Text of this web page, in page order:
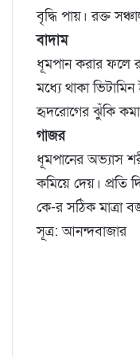
বৃদ্ধি পায়। রক্ত
বাদাম
ধূমপান করার ফলে
মধ্যে থাকা
হৃদরোগের ঝুঁকি
গাজর
ধূমপানের অভ্যাস
কমিয়ে দেয়। প্রতি
কে-র সঠিক মাত্রা
সূত্র: আনন্দবাজার